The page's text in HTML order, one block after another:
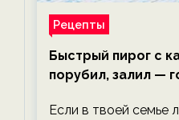
Рецепты
Быстрый пирог с
порубил, залил —
Если в твоей семье